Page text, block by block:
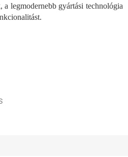
legmodernebb gyártási technológia